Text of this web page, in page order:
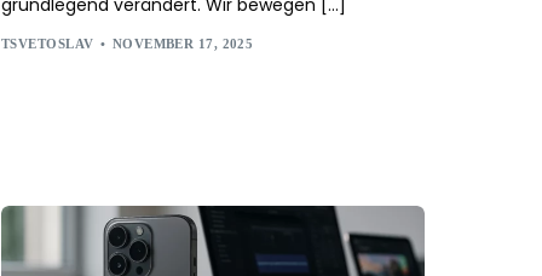
TSVETOSLAV NOVEMBER 17, 2025